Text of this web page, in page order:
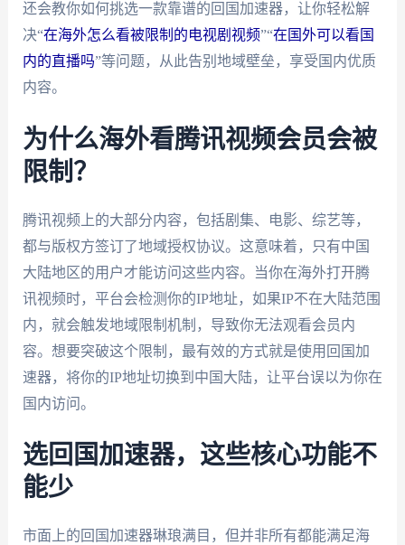
还会教你如何挑选一款靠谱的回国加速器，让你轻松解
决“在海外怎么看被限制的电视剧视频”“在国外可以看国
内的直播吗”等问题，从此告别地域壁垒，享受国内优质
内容。
为什么海外看腾讯视频会员会被
限制？
腾讯视频上的大部分内容，包括剧集、电影、综艺等，
都与版权方签订了地域授权协议。这意味着，只有中国
大陆地区的用户才能访问这些内容。当你在海外打开腾
讯视频时，平台会检测你的IP地址，如果IP不在大陆范围
内，就会触发地域限制机制，导致你无法观看会员内
容。想要突破这个限制，最有效的方式就是使用回国加
速器，将你的IP地址切换到中国大陆，让平台误以为你在
国内访问。
选回国加速器，这些核心功能不
能少
市面上的回国加速器琳琅满目，但并非所有都能满足海